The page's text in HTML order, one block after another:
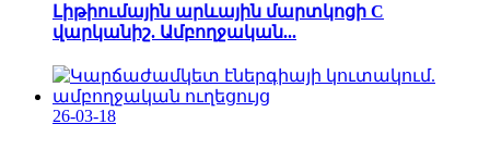
Լիթիումային արևային մարտկոցի C
վարկանիշ. Ամբողջական...
26-03-18